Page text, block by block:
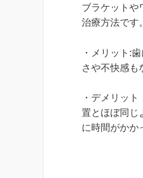
ブラケットや
治療方法です
・メリット:
さや不快感も
・デメリッ
置とほぼ同じ
に時間がかか